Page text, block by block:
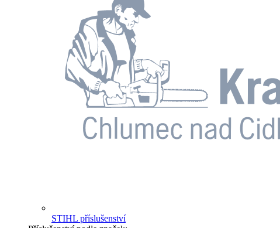
STIHL příslušenství